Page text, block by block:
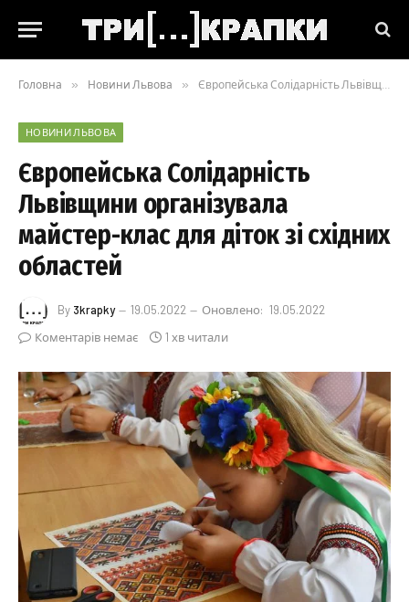
Головна » Новини Львова » Європейська Солідарність Львівщини організувала майстер-клас для діток зі східних областей
НОВИНИ ЛЬВОВА
Європейська Солідарність
Львівщини організувала
майстер-клас для діток зі східних
областей
By 3krapky 19.05.2022 Оновлено: 19.05.2022
Коментарів немає
1 хв читали